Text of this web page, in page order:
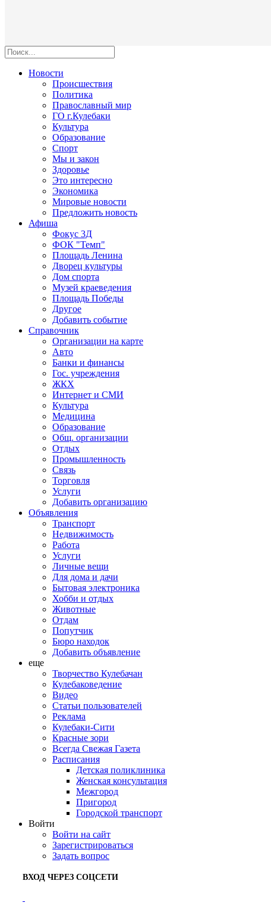
Новости
Происшествия
Политика
Православный мир
ГО г.Кулебаки
Культура
Образование
Спорт
Мы и закон
Здоровье
Это интересно
Экономика
Мировые новости
Предложить новость
Афиша
Фокус 3Д
ФОК "Темп"
Площадь Ленина
Дворец культуры
Дом спорта
Музей краеведения
Площадь Победы
Другое
Добавить событие
Справочник
Организации на карте
Авто
Банки и финансы
Гос. учреждения
ЖКХ
Интернет и СМИ
Культура
Медицина
Образование
Общ. организации
Отдых
Промышленность
Связь
Торговля
Услуги
Добавить организацию
Объявления
Транспорт
Недвижимость
Работа
Услуги
Личные вещи
Для дома и дачи
Бытовая электроника
Хобби и отдых
Животные
Отдам
Попутчик
Бюро находок
Добавить объявление
еще
Творчество Кулебачан
Кулебаковедение
Видео
Статьи пользователей
Реклама
Кулебаки-Сити
Красные зори
Всегда Свежая Газета
Расписания
Детская поликлиника
Женская консультация
Межгород
Пригород
Городской транспорт
Войти
Войти на сайт
Зарегистрироваться
Задать вопрос
ВХОД ЧЕРЕЗ СОЦСЕТИ